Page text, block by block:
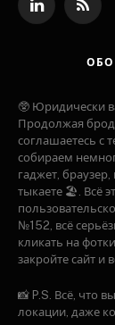
LinkedInRSS
ОБО
🥸 Юридически
Продолжая
соглашаетесь с
собираем
гаджет,
тыкаете 🏖️. Всё
№152, всё
кликать на
закройте сайт и
📸 P.S. Всё, что
локации, даже